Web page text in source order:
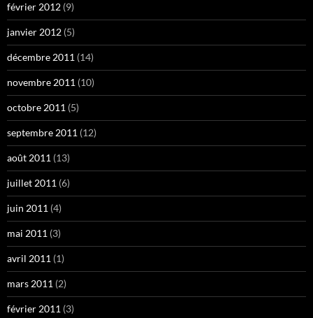
février 2012 (9)
janvier 2012 (5)
décembre 2011 (14)
novembre 2011 (10)
octobre 2011 (5)
septembre 2011 (12)
août 2011 (13)
juillet 2011 (6)
juin 2011 (4)
mai 2011 (3)
avril 2011 (1)
mars 2011 (2)
février 2011 (3)